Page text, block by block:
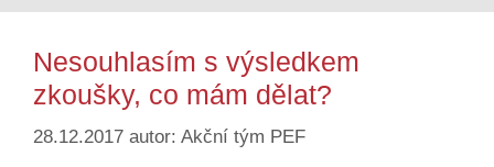
Nesouhlasím s výsledkem
zkoušky, co mám dělat?
28.12.2017 autor: Akční tým PEF